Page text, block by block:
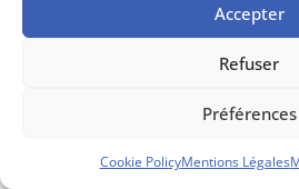
Accepter
Refuser
Préférences
Cookie PolicyMentions Légales